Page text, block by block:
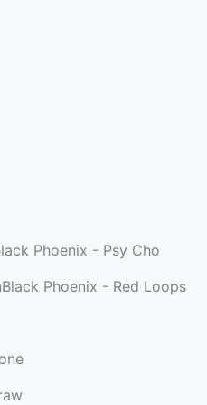
Phoenix - Psy Cho
Black Phoenix - Red Loops